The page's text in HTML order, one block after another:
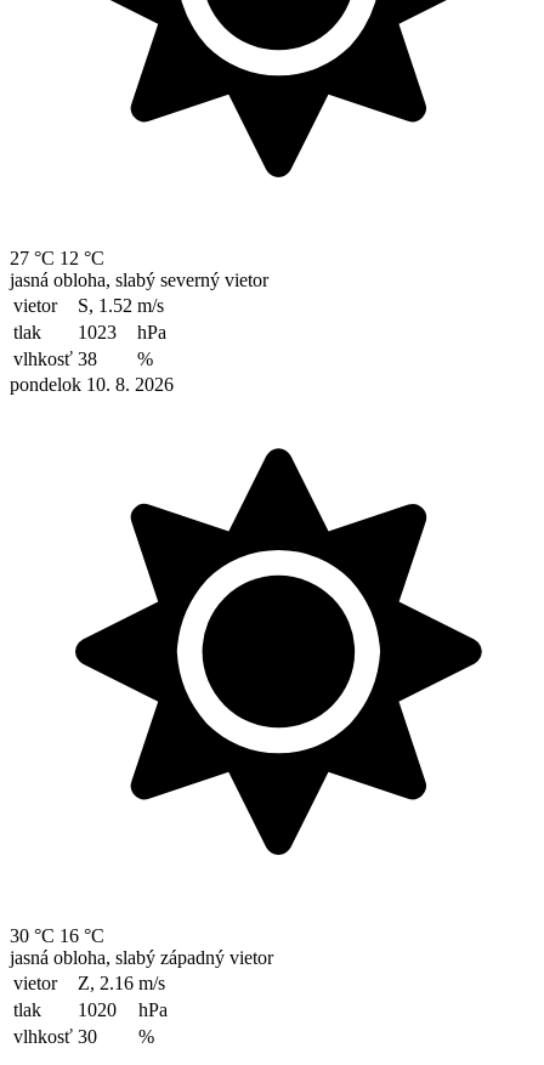
27 °C 12 °C
jasná obloha, slabý severný vietor
vietor
S, 1.52 m/s
tlak
1023
hPa
vlhkosť 38
%
pondelok 10. 8. 2026
30 °C 16 °C
jasná obloha, slabý západný vietor
vietor
Z, 2.16 m/s
tlak
1020
hPa
vlhkosť 30 %